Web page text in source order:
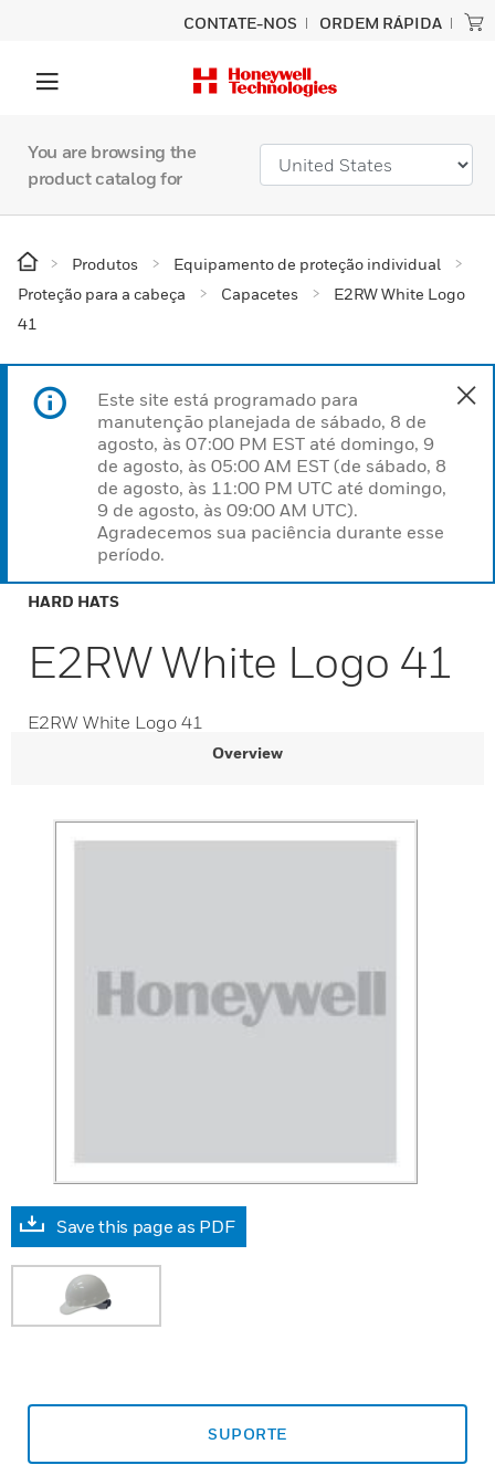
CONTATE-NOS ORDEM RÁPIDA
You are browsing the
product catalog for
Produtos
Equipamento de proteção individual
Proteção para a cabeça
Capacetes
E2RW White Logo
41
Este site está programado para
manutenção planejada de sábado, 8 de
agosto, às 07:00 PM EST até domingo, 9
de agosto, às 05:00 AM EST (de sábado, 8
de agosto, às 11:00 PM UTC até domingo,
9 de agosto, às 09:00 AM UTC).
Agradecemos sua paciência durante esse
período.
HARD HATS
E2RW White Logo 41
E2RW White Logo 41
Overview
Save this page as PDF
SUPORTE